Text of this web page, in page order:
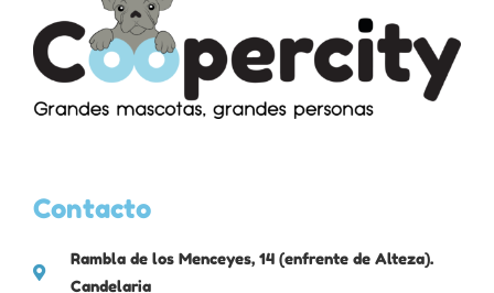
Contacto
Rambla de los Menceyes, 14 (enfrente de Alteza).
Candelaria